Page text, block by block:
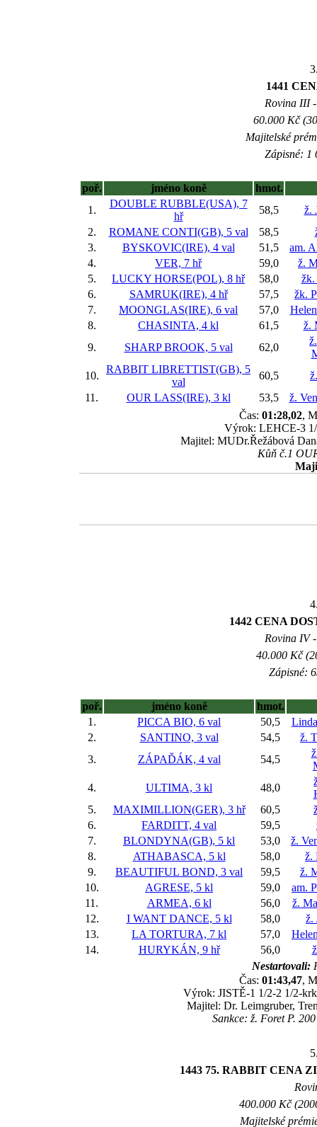
1441
Rovina III
60.000 Kč
Majitelské
Zápisné: 1
poř. jméno koně
hmot.
1.
DOUBLE RUBBLE(USA), 7
hř
58,5
ž.
2.
ROMANE CONTI(GB), 5 val 58,5
3.
BYSKOVIC(IRE), 4 val 51,5
am.
4.
VER, 7 hř 59,0
ž.
5.
LUCKY HORSE(POL), 8 hř 58,0
žk.
6.
SAMRUK(IRE), 4 hř 57,5
žk.
7.
MOONGLAS(IRE), 6 val 57,0
8.
CHASINTA, 4 kl 61,5
ž.
9.
SHARP BROOK, 5 val 62,0
10.
RABBIT LIBRETTIST(GB), 5
val
60,5
11.
OUR LASS(IRE), 3 kl 53,5
ž.
Čas: 01:28,02,
Výrok: LEHCE-3 1/
Majitel: MUDr.Řežábová
Kůň č.1
1442 CENA
Rovina IV
40.000 Kč
Zápisné:
poř. jméno koně
hmot.
1.
PICCA BIO, 6 val 50,5
2.
SANTINO, 3 val 54,5
ž.
3.
ZÁPAĎÁK, 4 val 54,5
4.
ULTIMA, 3 kl 48,0
5.
MAXIMILLION(GER), 3 hř 60,5
6.
FARDITT, 4 val 59,5
7.
BLONDYNA(GB), 5 kl 53,0
ž.
8.
ATHABASCA, 5 kl 58,0
ž.
9.
BEAUTIFUL BOND, 3 val 59,5
ž.
10.
AGRESE, 5 kl 59,0
am.
11.
ARMEA, 6 kl 56,0
ž.
12.
I WANT DANCE, 5 kl 58,0
ž.
13.
LA TORTURA, 7 kl 57,0
14.
HURYKÁN, 9 hř 56,0
Nestartovali:
Čas: 01:43,47,
Výrok: JISTĚ-1 1/2-2 1/2-
Majitel: Dr. Leimgruber,
Sankce: ž. Foret P.
1443 75. RABBIT CENA
400.000 Kč
Majitelské